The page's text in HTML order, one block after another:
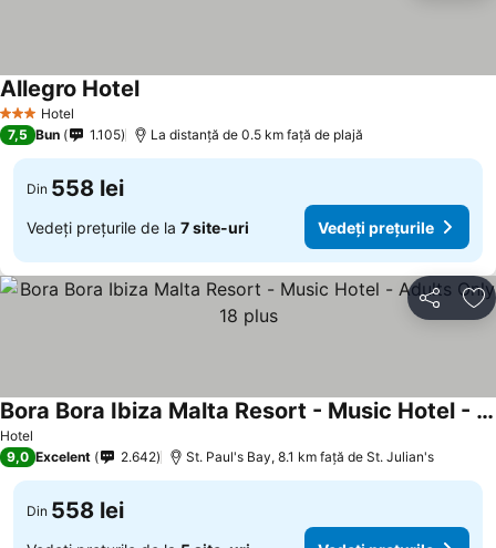
3 SteleHotel
Allegro Hotel
7,5 Bun 1.105 La distanță de 0.5 km față de plajă
Din 558 lei
Vedeți prețurile de la 7 site-uri Vedeți prețurile
Distribuiți
Hotel
Bora Bora Ibiza Malta Resort - Music Hotel - Adults Only 18 plus
9,0 Excelent 2.642 St. Paul's Bay, 8.1 km faţă de St. Julian's
Din 558 lei